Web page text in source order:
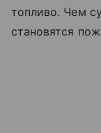
топливо. Чем
становятся